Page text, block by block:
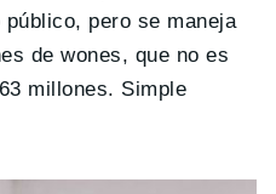
pero se maneja
de wones, que no es
millones. Simple